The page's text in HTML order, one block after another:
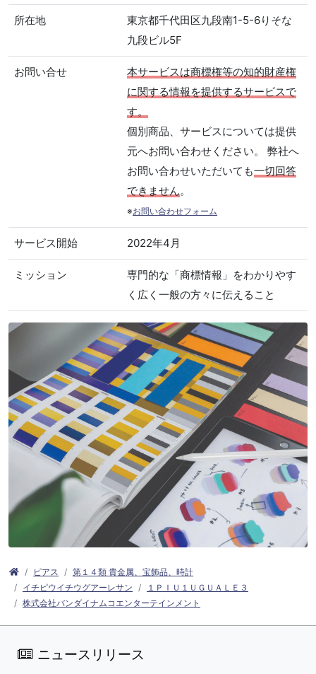
所在地
東京都千代田区九段南1-5-6りそな
九段ビル5F
お問い合せ
本サービスは商標権等の知的財産権
に関する情報を提供するサービスで
す。
個別商品、サービスについては提供
元へお問い合わせください。 弊社へ
お問い合わせいただいても一切回答
できません。
※お問い合わせフォーム
サービス開始 2022年4月
ミッション
専門的な「商標情報」をわかりやす
く広く一般の方々に伝えること
ピアス
第１４類 貴金属、宝飾品、時計
イチピウイチウグアーレサン
１ＰＩＵ１ＵＧＵＡＬＥ３
株式会社バンダイナムコエンターテインメント
ニュースリリース